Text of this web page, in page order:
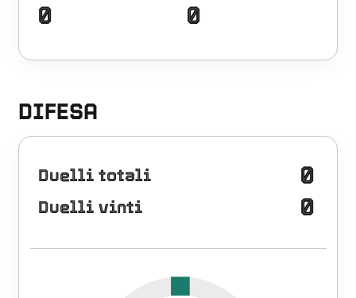
0 0
DIFESA
Duelli totali 0
Duelli vinti 0